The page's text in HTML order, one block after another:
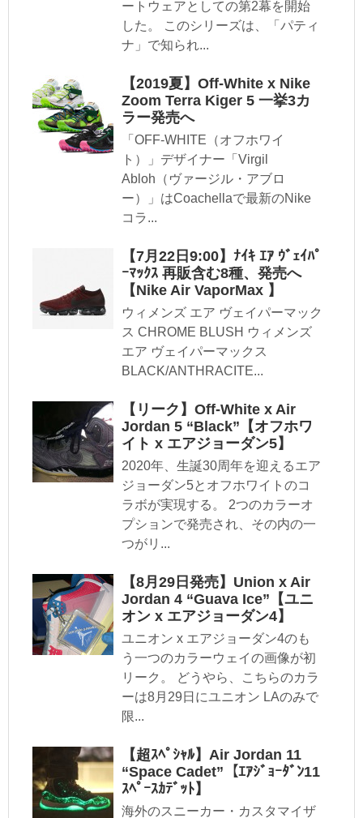
ートウェアとしての第2幕を開始
した。 このシリーズは、「パティ
ナ」で知られ...
【2019夏】Off-White x Nike
Zoom Terra Kiger 5 一挙3カ
ラー発売へ
「OFF-WHITE（オフホワイ
ト）」デザイナー「Virgil
Abloh（ヴァージル・アブロ
ー）」はCoachellaで最新のNike
コラ...
【7月22日9:00】ﾅｲｷ ｴｱ ｳﾞｪｲﾊﾟ
ｰﾏｯｸｽ 再販含む8種、発売へ
【Nike Air VaporMax 】
ウィメンズ エア ヴェイパーマック
ス CHROME BLUSH ウィメンズ
エア ヴェイパーマックス
BLACK/ANTHRACITE...
【リーク】Off-White x Air
Jordan 5 “Black”【オフホワ
イト x エアジョーダン5】
2020年、生誕30周年を迎えるエア
ジョーダン5とオフホワイトのコ
ラボが実現する。 2つのカラーオ
プションで発売され、その内の一
つがリ...
【8月29日発売】Union x Air
Jordan 4 “Guava Ice”【ユニ
オン x エアジョーダン4】
ユニオン x エアジョーダン4のも
う一つのカラーウェイの画像が初
リーク。 どうやら、こちらのカラ
ーは8月29日にユニオン LAのみで
限...
【超ｽﾍﾟｼｬﾙ】Air Jordan 11
“Space Cadet”【ｴｱｼﾞｮｰﾀﾞﾝ11
ｽﾍﾟｰｽｶﾃﾞｯﾄ】
海外のスニーカー・カスタマイザ